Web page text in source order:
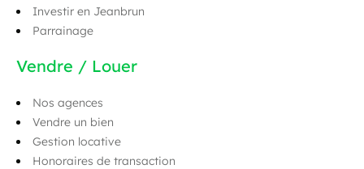
Investir en Jeanbrun
Parrainage
Vendre / Louer
Nos agences
Vendre un bien
Gestion locative
Honoraires de transaction